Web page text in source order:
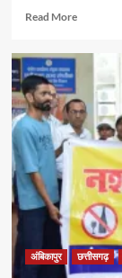
Read MoreRead
विष्णुदेव
साय
के
नेतृत्व
में
छत्तीसगढ़
पर्यटन
को
नई
उड़ान,
पुणे
रोड
अंबिकापुर छत्तीसगढ़